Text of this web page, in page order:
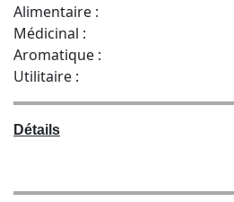
Alimentaire :
Médicinal :
Aromatique :
Utilitaire :
Détails